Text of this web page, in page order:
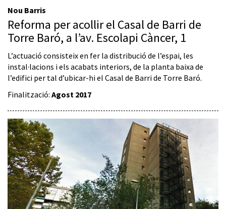
Nou Barris
Reforma per acollir el Casal de Barri de
Torre Baró, a l’av. Escolapi Càncer, 1
L’actuació consisteix en fer la distribució de l’espai, les
instal·lacions i els acabats interiors, de la planta baixa de
l’edifici per tal d’ubicar-hi el Casal de Barri de Torre Baró.
Finalització: Agost 2017